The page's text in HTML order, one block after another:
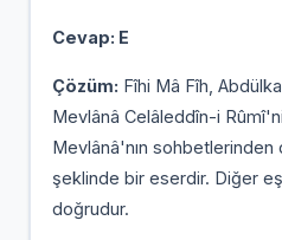
Cevap: E
Çözüm: Fîhi Mâ Fîh,
Mevlânâ Celâleddîn-i
Mevlânâ'nın sohbetlerinden
şeklinde bir eserdir. Diğer
doğrudur.